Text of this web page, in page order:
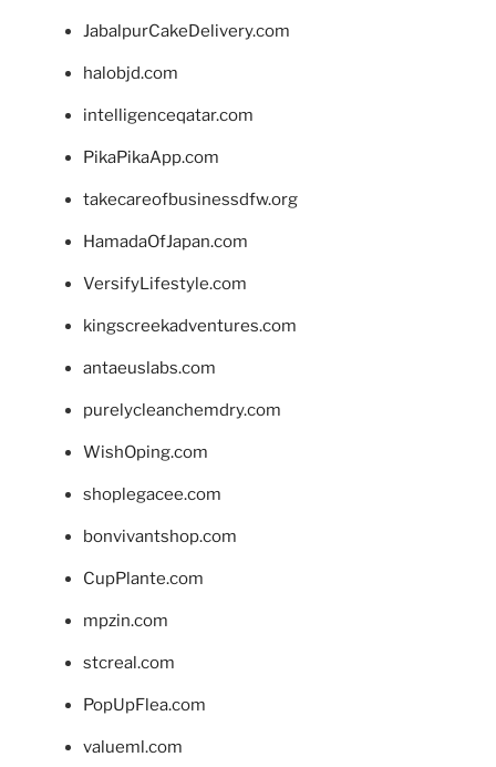
JabalpurCakeDelivery.com
halobjd.com
intelligenceqatar.com
PikaPikaApp.com
takecareofbusinessdfw.org
HamadaOfJapan.com
VersifyLifestyle.com
kingscreekadventures.com
antaeuslabs.com
purelycleanchemdry.com
WishOping.com
shoplegacee.com
bonvivantshop.com
CupPlante.com
mpzin.com
stcreal.com
PopUpFlea.com
valueml.com